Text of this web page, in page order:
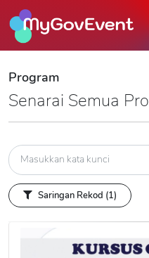
Program
Senarai Semua
Saringan Rekod (1)